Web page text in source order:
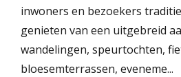
inwoners en bezoekers
genieten van een uitgebreid
wandelingen, speurtochten,
bloesemterrassen, eveneme...